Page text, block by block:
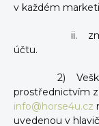
v každém
ii. změnou
účtu.
2) Veškerá
prostřednictvím
info@horse4u.cz
uvedenou v